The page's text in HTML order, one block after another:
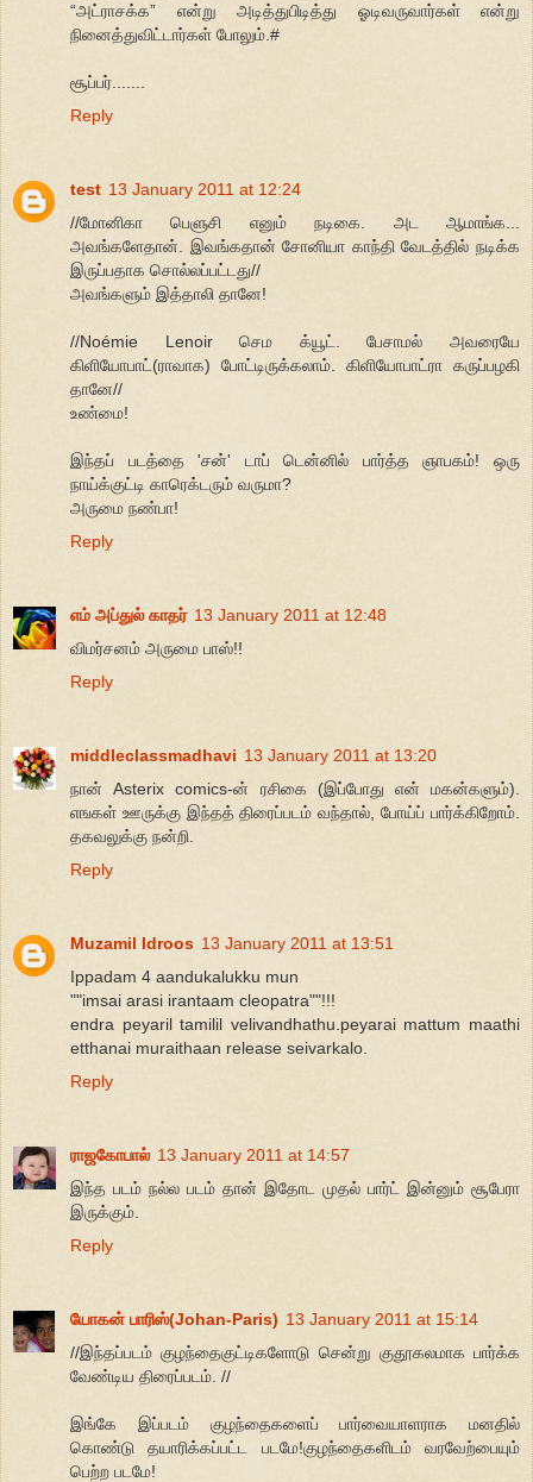
“அட்ராசக்க” என்று அடித்துபிடித்து ஓடிவருவார்கள் என்று
நினைத்துவிட்டார்கள் போலும்.#
சூப்பர்.......
Reply
test 13 January 2011 at 12:24
//மோனிகா பெளுசி எனும் நடிகை. அட ஆமாங்க...
அவங்களேதான். இவங்கதான் சோனியா காந்தி வேடத்தில் நடிக்க
இருப்பதாக சொல்லப்பட்டது//
அவங்களும் இத்தாலி தானே!
//Noémie Lenoir செம க்யூட். பேசாமல் அவரையே
கிளியோபாட்(ராவாக) போட்டிருக்கலாம். கிளியோபாட்ரா கருப்பழகி
தானே//
உண்மை!
இந்தப் படத்தை 'சன்' டாப் டென்னில் பார்த்த ஞாபகம்! ஒரு
நாய்க்குட்டி காரெக்டரும் வருமா?
அருமை நண்பா!
Reply
எம் அப்துல் காதர் 13 January 2011 at 12:48
விமர்சனம் அருமை பாஸ்!!
Reply
middleclassmadhavi 13 January 2011 at 13:20
நான் Asterix comics-ன் ரசிகை (இப்போது என் மகன்களும்).
எஙகள் ஊருக்கு இந்தத் திரைப்படம் வந்தால், போய்ப் பார்க்கிறோம்.
தகவலுக்கு நன்றி.
Reply
Muzamil Idroos 13 January 2011 at 13:51
Ippadam 4 aandukalukku mun
""imsai arasi irantaam cleopatra""!!!
endra peyaril tamilil velivandhathu.peyarai mattum maathi
etthanai muraithaan release seivarkalo.
Reply
ராஜகோபால் 13 January 2011 at 14:57
இந்த படம் நல்ல படம் தான் இதோட முதல் பார்ட் இன்னும் சூபேரா
இருக்கும்.
Reply
யோகன் பாரிஸ்(Johan-Paris) 13 January 2011 at 15:14
//இந்தப்படம் குழந்தைகுட்டிகளோடு சென்று குதூகலமாக பார்க்க
வேண்டிய திரைப்படம். //
இங்கே இப்படம் குழந்தைகளைப் பார்வையாளராக மனதில்
கொண்டு தயாரிக்கப்பட்ட படமே!குழந்தைகளிடம் வரவேற்பையும்
பெற்ற படமே!